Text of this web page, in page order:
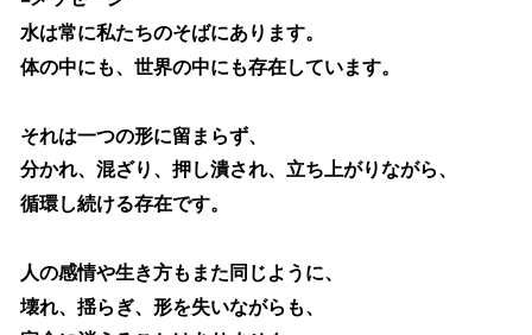
水は常に私たちのそばにあります。
体の中にも、世界の中にも存在しています。
それは一つの形に留まらず、
分かれ、混ざり、押し潰され、立ち上がりながら、
循環し続ける存在です。
人の感情や生き方もまた同じように、
壊れ、揺らぎ、形を失いながらも、